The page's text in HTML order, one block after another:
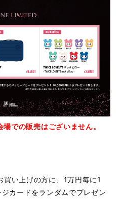
での販売はございません。
買い上げの方に、1万円毎に1
カードをランダムでプレゼン